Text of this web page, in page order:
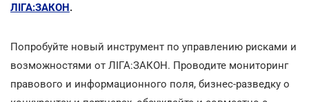
ЛІГА:ЗАКОН.
Попробуйте новый инструмент по управлению рисками и
возможностями от ЛІГА:ЗАКОН. Проводите мониторинг
правового и информационного поля, бизнес-разведку о